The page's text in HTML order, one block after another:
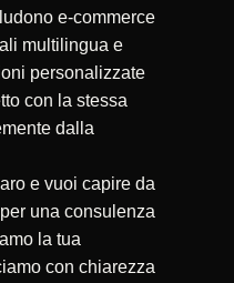
e-commerce
multilingua e
personalizzate
con la stessa
dalla
e vuoi capire da
una consulenza
la tua
con chiarezza